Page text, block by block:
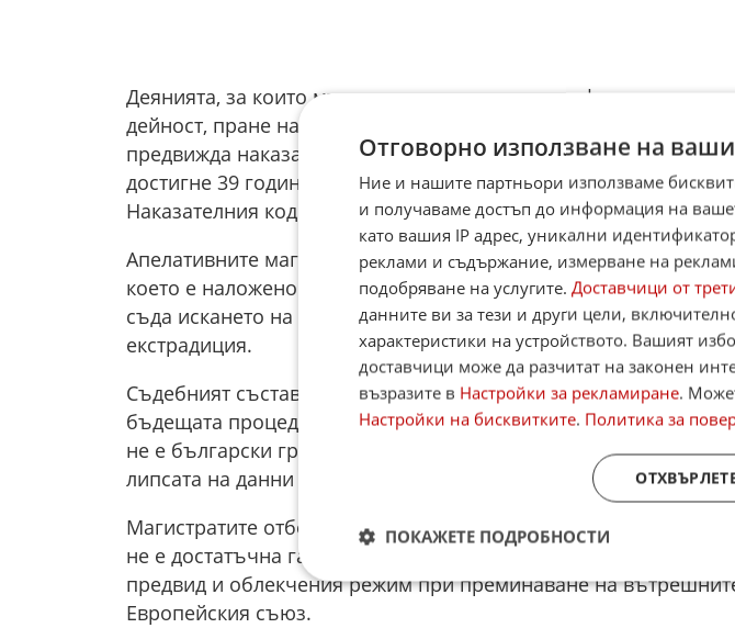
Деянията, за които мъжът е издирван, са квалифицирани като
дейност, пране на пари и укриване на данъци. За тях
предвижда наказание лишаване от свобода, като
достигне 39 години. Българският съд отчита, че тези
Наказателния кодекс на Република България.
Апелативните магистрати са приели, че решението на
което е наложено временното задържане, е правилно и
съда искането на Израел отговаря на изискванията на
екстрадиция.
Съдебният състав е отчел и реална опасност мъжът да се
бъдещата процедура по екстрадиция. Като аргументи са
не е български гражданин, няма постоянен или настоящ адрес
липсата на данни да работи или да е трайно ангажиран в
Магистратите отбелязват още, че дори осигуряването на
не е достатъчна гаранция, че издирваният няма да напусне
предвид и облекчения режим при преминаване на
Европейския съюз.
Отговорно използване на
Ние и нашите партньори използваме
и получаваме достъп до информация на
като вашия IP адрес, уникални
реклами и съдържание, измерване на
подобряване на услугите. Доставчици от
данните ви за тези и други цели,
характеристики на устройството. Вашият
доставчици може да разчитат на законен
възразите в Настройки за рекламиране.
Настройки на бисквитките. Политика за
ПОКАЖЕТЕ ПОДРОБНОСТИ